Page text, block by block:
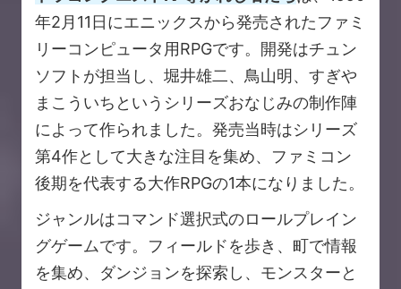
年2月11日にエニックスから発売されたファミ
リーコンピュータ用RPGです。開発はチュン
ソフトが担当し、堀井雄二、鳥山明、すぎや
まこういちというシリーズおなじみの制作陣
によって作られました。発売当時はシリーズ
第4作として大きな注目を集め、ファミコン
後期を代表する大作RPGの1本になりました。
ジャンルはコマンド選択式のロールプレイン
グゲームです。フィールドを歩き、町で情報
を集め、ダンジョンを探索し、モンスターと